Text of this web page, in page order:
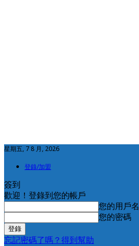
星期五, 7 8 月, 2026
登錄/加盟
簽到
歡迎！登錄到您的帳戶
您的用戶名
您的密碼
忘記密碼了嗎？得到幫助